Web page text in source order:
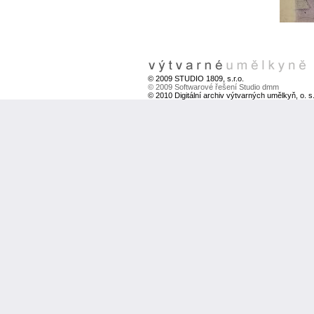
© 2009 STUDIO 1809, s.r.o.
© 2009 Softwarové řešení Studio dmm
© 2010 Digitální archiv výtvarných umělkyň, o. s.